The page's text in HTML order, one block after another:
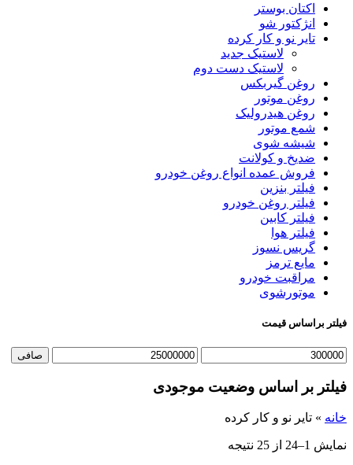
اکتان بوستر
انژکتور شو
تایر نو و کار کرده
لاستیک جدید
لاستیک دست دوم
روغن گیربکس
روغن موتور
روغن هیدرولیک
شمع موتور
شیشه شوی
ضدیخ و کولانت
فروش عمده انواع روغن خودرو
فیلتر بنزین
فیلتر روغن خودرو
فیلتر کابین
فیلتر هوا
گریس نسوز
مایع ترمز
مراقبت خودرو
موتورشوی
فیلتر براساس قیمت
حداقل
حداكثر
صافی
فیلتر بر اساس وضعیت موجودی
خانه » تایر نو و کار کرده
نمایش 1–24 از 25 نتیجه